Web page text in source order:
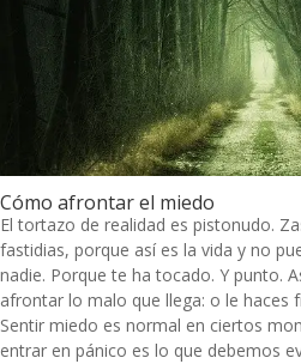
Cómo afrontar el miedo
El tortazo de realidad es pistonudo.
fastidias, porque así es la vida y no
nadie. Porque te ha tocado. Y punto.
afrontar lo malo que llega: o le haces
Sentir miedo es normal en ciertos
entrar en pánico es lo que debemos